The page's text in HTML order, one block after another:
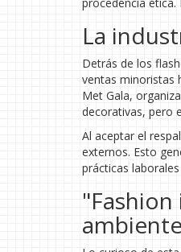
La
Detrás de los
ventas minoristas
Met Gala,
decorativas, pero
Al aceptar el
externos. Esto
prácticas